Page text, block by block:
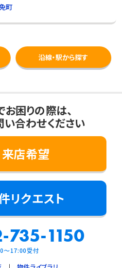
町
沿線・駅から探す
困りの際は、
合わせください
来店希望
リクエスト
735-1150
～17:00受付